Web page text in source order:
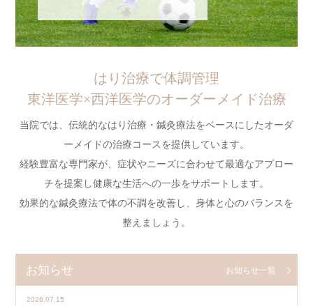
はり治療で体調管理
東洋医学×西洋医学のオーダーメイド治療
当院では、伝統的なはり治療・鍼灸療法をベースにしたオーダ
ーメイドの治療コースを提供しています。
経験豊富な専門家が、症状やニーズに合わせて最適なアプロー
チを提案し健康な生活への一歩をサポートします。
効果的な鍼灸療法で体の不調を改善し、身体と心のバランスを
整えましょう。
お知らせ お知らせ一覧
2026.07.15